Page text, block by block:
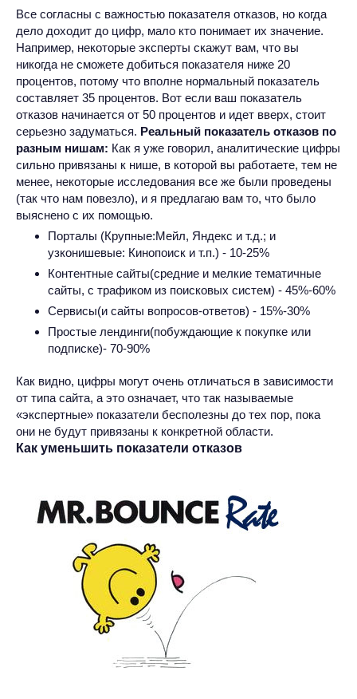
Все согласны с важностью показателя отказов, но когда
дело доходит до цифр, мало кто понимает их значение.
Например, некоторые эксперты скажут вам, что вы
никогда не сможете добиться показателя ниже 20
процентов, потому что вполне нормальный показатель
составляет 35 процентов. Вот если ваш показатель
отказов начинается от 50 процентов и идет вверх, стоит
серьезно задуматься. Реальный показатель отказов по
разным нишам: Как я уже говорил, аналитические цифры
сильно привязаны к нише, в которой вы работаете, тем не
менее, некоторые исследования все же были проведены
(так что нам повезло), и я предлагаю вам то, что было
выяснено с их помощью.
Порталы (Крупные:Мейл, Яндекс и т.д.; и
узконишевые: Кинопоиск и т.п.) - 10-25%
Контентные сайты(средние и мелкие тематичные
сайты, с трафиком из поисковых систем) - 45%-60%
Сервисы(и сайты вопросов-ответов) - 15%-30%
Простые лендинги(побуждающие к покупке или
подписке)- 70-90%
Как видно, цифры могут очень отличаться в зависимости
от типа сайта, а это означает, что так называемые
«экспертные» показатели бесполезны до тех пор, пока
они не будут привязаны к конкретной области.
Как уменьшить показатели отказов